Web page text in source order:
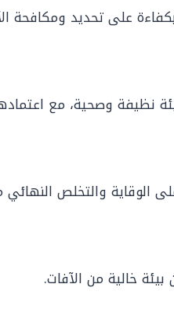
على تحديد ومكافحة
نظيفة وصحية، مع
والتخلص النهائي
خالية من الآفات.